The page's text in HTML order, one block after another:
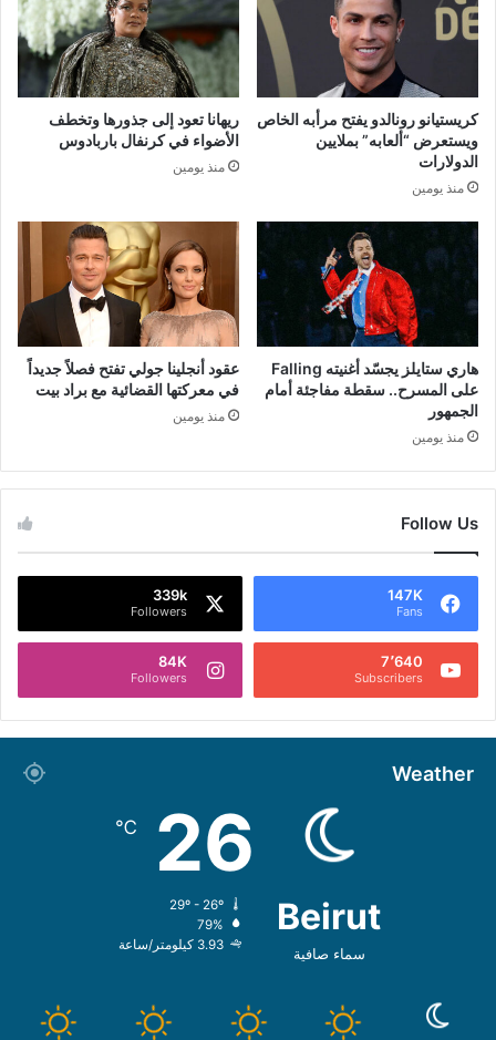
كريستيانو رونالدو يفتح مرأبه الخاص
ويستعرض “ألعابه” بملايين
الدولارات
منذ يومين
ريهانا تعود إلى جذورها وتخطف
الأضواء في كرنفال باربادوس
منذ يومين
هاري ستايلز يجسّد أغنيته Falling
على المسرح.. سقطة مفاجئة أمام
الجمهور
منذ يومين
عقود أنجلينا جولي تفتح فصلاً جديداً
في معركتها القضائية مع براد بيت
منذ يومين
Follow Us
147K
Fans
339k
Followers
7٬640
Subscribers
84K
Followers
Weather
Beirut
سماء صافية
26
℃
79%
3.93 كيلومتر/ساعة